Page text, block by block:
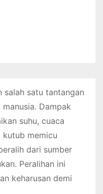
salah satu tantangan
Dampak
suhu, cuaca
kutub memicu
dari sumber
Peralihan ini
keharusan demi